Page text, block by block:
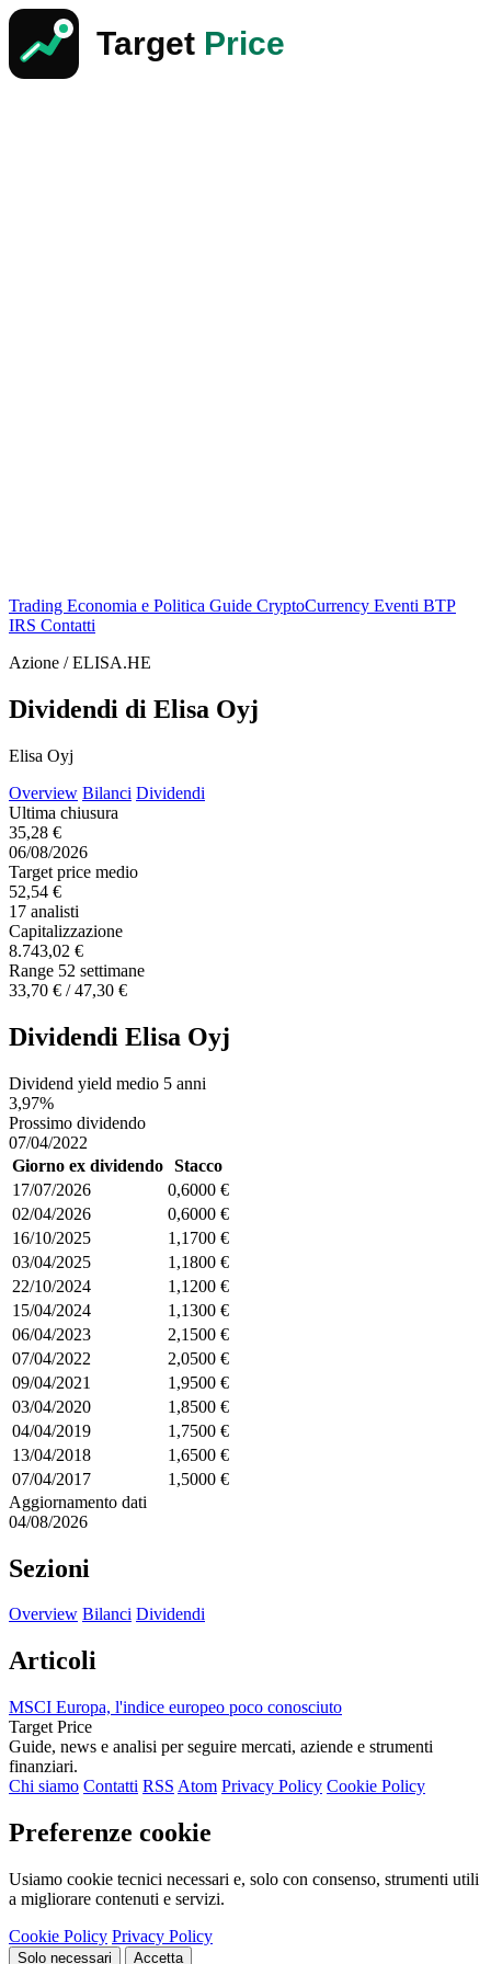
Trading Economia e Politica Guide CryptoCurrency Eventi BTP
IRS Contatti
Azione / ELISA.HE
Dividendi di Elisa Oyj
Elisa Oyj
Overview Bilanci Dividendi
Ultima chiusura
35,28 €
06/08/2026
Target price medio
52,54 €
17 analisti
Capitalizzazione
8.743,02 €
Range 52 settimane
33,70 € / 47,30 €
Dividendi Elisa Oyj
Dividend yield medio 5 anni
3,97%
Prossimo dividendo
07/04/2022
Giorno ex dividendo Stacco
17/07/2026
0,6000 €
02/04/2026
0,6000 €
16/10/2025
1,1700 €
03/04/2025
1,1800 €
22/10/2024
1,1200 €
15/04/2024
1,1300 €
06/04/2023
2,1500 €
07/04/2022
2,0500 €
09/04/2021
1,9500 €
03/04/2020
1,8500 €
04/04/2019
1,7500 €
13/04/2018
1,6500 €
07/04/2017
1,5000 €
Aggiornamento dati
04/08/2026
Sezioni
Overview Bilanci Dividendi
Articoli
MSCI Europa, l'indice europeo poco conosciuto
Target Price
Guide, news e analisi per seguire mercati, aziende e strumenti
finanziari.
Chi siamo Contatti RSS Atom Privacy Policy Cookie Policy
Preferenze cookie
Usiamo cookie tecnici necessari e, solo con consenso, strumenti utili
a migliorare contenuti e servizi.
Cookie Policy Privacy Policy
Solo necessari Accetta